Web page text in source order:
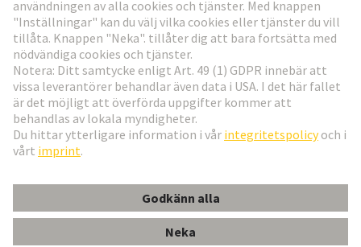
Social Media
Sverige
© Teknologi-koncernen HARTING
ImprintIntegritetspolicy